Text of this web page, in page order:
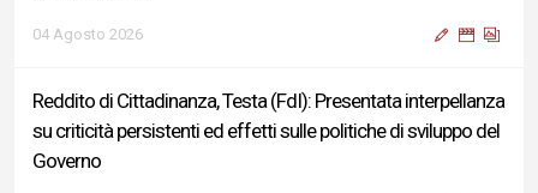
04 Agosto 2026
Reddito di Cittadinanza, Testa (FdI): Presentata interpellanza
su criticità persistenti ed effetti sulle politiche di sviluppo del
Governo